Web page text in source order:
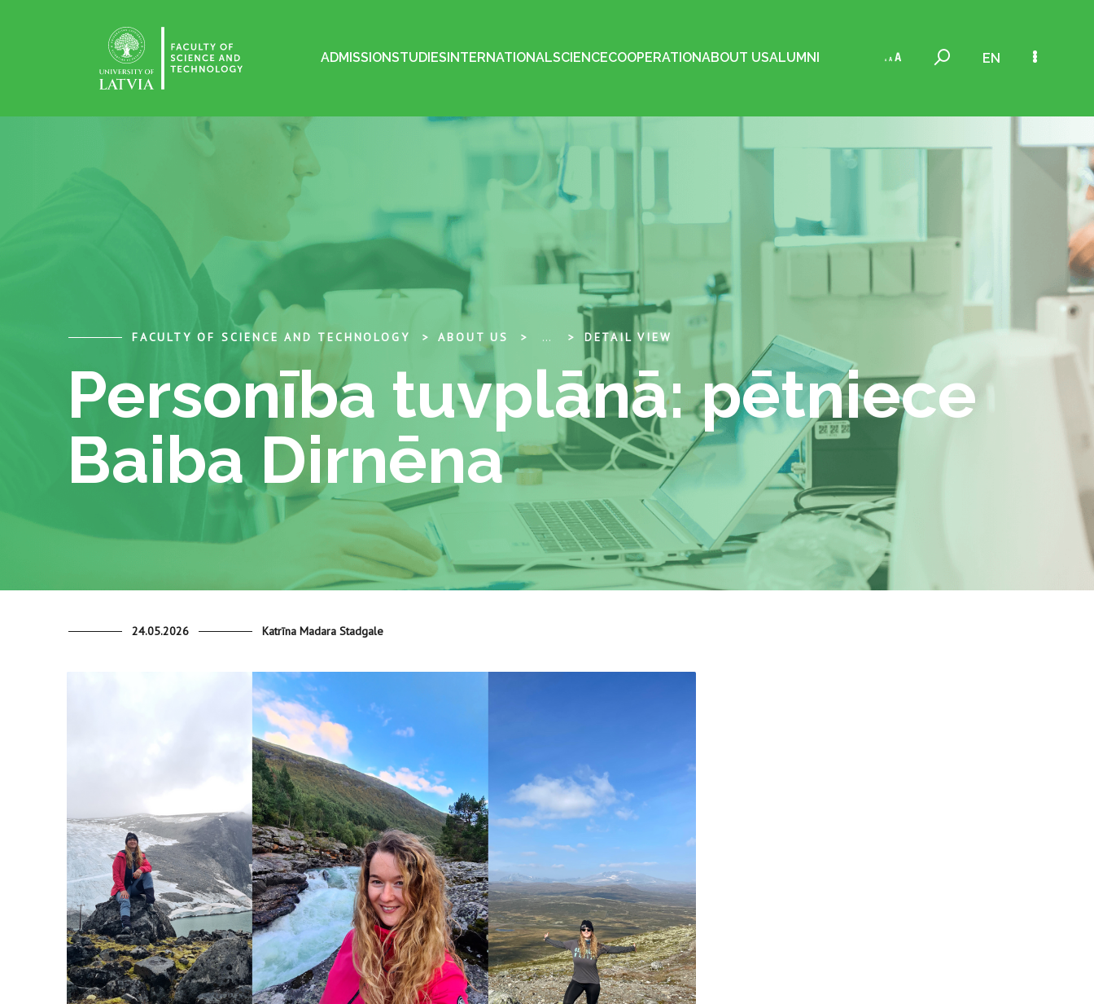
ADMISSIONSTUDIESINTERNATIONALSCIENCECOOPERATIONABOUT USALUMNI EN
FACULTY OF SCIENCE AND TECHNOLOGY ABOUT US ... DETAIL VIEW
Personība tuvplānā: pētniece
Baiba Dirnēna
24.05.2026 Katrīna Madara Stadgale